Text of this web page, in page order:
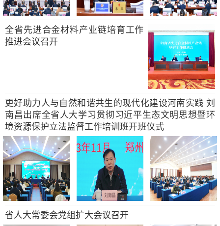
全省先进合金材料产业链培育工作
推进会议召开
更好助力人与自然和谐共生的现代化建设河南实践 刘
南昌出席全省人大学习贯彻习近平生态文明思想暨环
境资源保护立法监督工作培训班开班仪式
省人大常委会党组扩大会议召开